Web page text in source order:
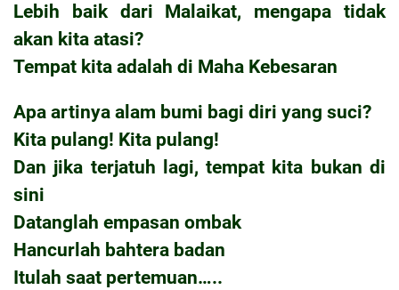
Lebih baik dari Malaikat, mengapa tidak
akan kita atasi?
Tempat kita adalah di Maha Kebesaran
Apa artinya alam bumi bagi diri yang suci?
Kita pulang! Kita pulang!
Dan jika terjatuh lagi, tempat kita bukan di
sini
Datanglah empasan ombak
Hancurlah bahtera badan
Itulah saat pertemuan…..